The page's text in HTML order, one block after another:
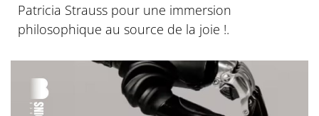
Patricia Strauss pour une immersion
philosophique au source de la joie !.